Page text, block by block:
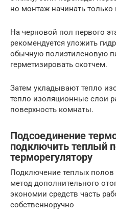
но монтаж начинать
На черновой пол первого
рекомендуется уложить
обычную полиэтиленовую
герметизировать скотчем.
Затем укладывают тепло
тепло изоляционные слои
поверхность комнаты.
Подсоединение
подключить теплый
терморегулятору
Подключение теплых
метод дополнительного
экономии средств часть
собственноручно